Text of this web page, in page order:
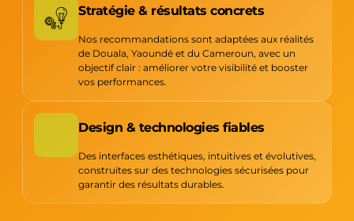
Stratégie & résultats concrets
Nos recommandations sont adaptées aux réalités
de Douala, Yaoundé et du Cameroun, avec un
objectif clair : améliorer votre visibilité et booster
vos performances.
Design & technologies fiables
Des interfaces esthétiques, intuitives et évolutives,
construites sur des technologies sécurisées pour
garantir des résultats durables.